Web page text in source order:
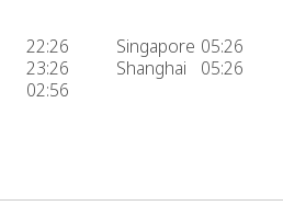
22:26
23:26
02:56
Singapore 05:26
Shanghai
05:26